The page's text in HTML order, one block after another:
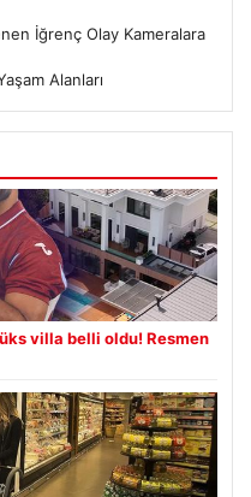
İğrenç Olay Kameralara
Alanları
villa belli oldu! Resmen